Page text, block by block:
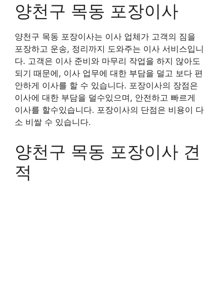
양천구 목동 포장이사
양천구 목동 포장이사는 이사 업체가 고객의 짐을
포장하고 운송, 정리까지 도와주는 이사 서비스입니
다. 고객은 이사 준비와 마무리 작업을 하지 않아도
되기 때문에, 이사 업무에 대한 부담을 덜고 보다 편
안하게 이사를 할 수 있습니다. 포장이사의 장점은
이사에 대한 부담을 덜수있으며, 안전하고 빠르게
이사를 할수있습니다. 포장이사의 단점은 비용이 다
소 비쌀 수 있습니다.
양천구 목동 포장이사 견
적